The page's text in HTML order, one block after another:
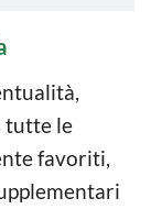
tutte le
favoriti,